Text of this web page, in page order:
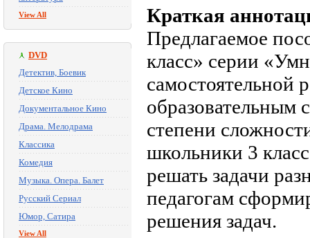
View All
DVD
Детектив, Боевик
Детское Кино
Документальное Кино
Драма. Мелодрама
Классика
Комедия
Музыка. Опера. Балет
Русский Сериал
Юмор, Сатира
View All
Краткая
Предлагаемое
класс» серии
самостоятельной
образовательным
степени
школьники 3
решать задачи
педагогам
решения задач.